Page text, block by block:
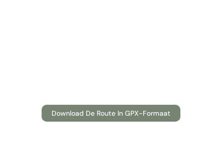
Download De Route In GPX-Formaat